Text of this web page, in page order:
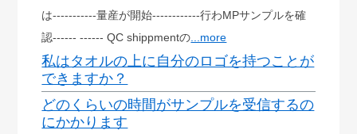
は-----------量産が開始------------行わMPサンプルを確
認------ ------ QC shippmentの ...more
私はタオルの上に自分のロゴを持つことが
できますか？
どのくらいの時間がサンプルを受信するの
にかかります